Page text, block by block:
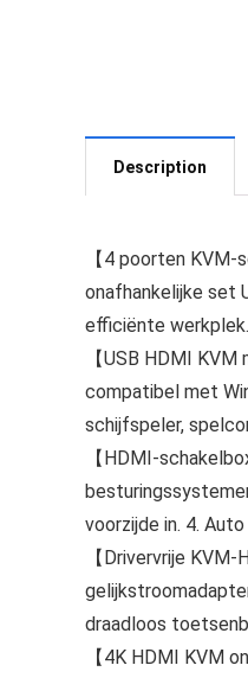
Description
【4 poorten
onafhankelijke set
efficiënte
【USB HDMI
compatibel met
schijfspeler,
【HDMI-
voorzijde in. 4.
【Drivervrije
draadloos
【4K HDMI KVM